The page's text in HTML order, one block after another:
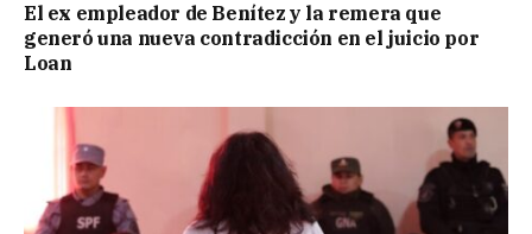
El ex empleador de Benítez y la remera que
generó una nueva contradicción en el juicio por
Loan